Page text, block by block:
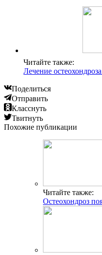
Читайте также:
Лечение
Поделиться
Отправить
Класснуть
Твитнуть
Похожие публикации
Читайте также:
Остеохондроз